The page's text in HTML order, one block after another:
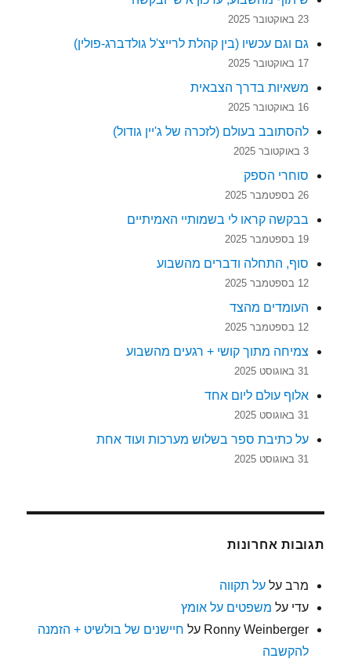
23 באוקטובר 2025
גם וגם עכשיו (בין קהלת לרייצ'ל גולדברג-פולין)
17 באוקטובר 2025
משאיות בדרך הצבאית
16 באוקטובר 2025
להסתובב בעולם (לזכרה של ג'יין גודול)
3 באוקטובר 2025
סוחרי הספק
26 בספטמבר 2025
בבקשה קראו לי בשמותיי האמיתיים
19 בספטמבר 2025
סוף, התחלה ודברים מהשבוע
12 בספטמבר 2025
העומדים מהצד
12 בספטמבר 2025
צמיחה מתוך קושי + רגעים מהשבוע
31 באוגוסט 2025
אלוף עולם ליום אחד
31 באוגוסט 2025
על כתיבת ספר בשלוש מערכות ועוד אחת
31 באוגוסט 2025
תגובות אחרונות
מרב עלעל תקווה
עדי על משפטים על אומץ
Ronny Weinberger על חיישנים של בולשיט + הזמנה
להקשבה